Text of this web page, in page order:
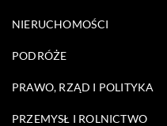
NIERUCHOMOŚCI
PODRÓŻE
PRAWO, RZĄD I POLITYKA
PRZEMYSŁ I ROLNICTWO